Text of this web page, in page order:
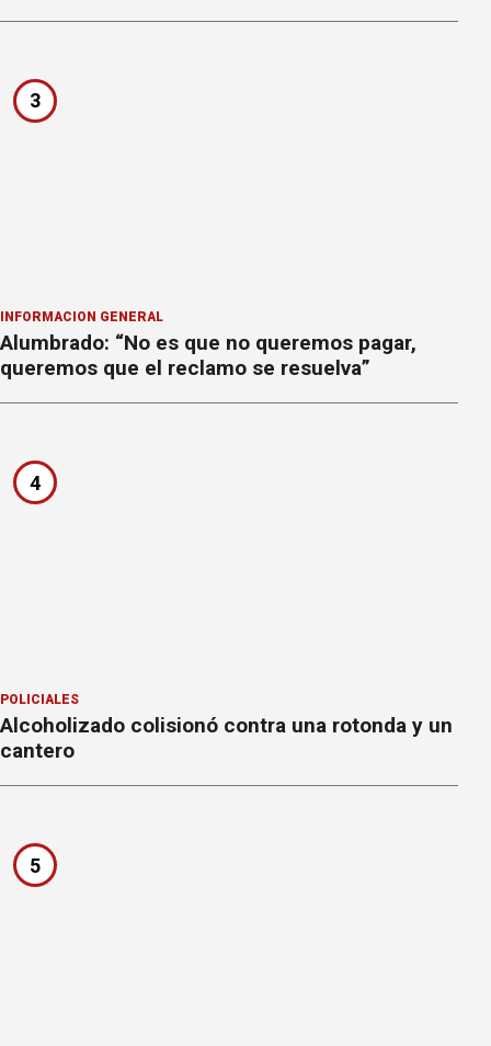
3
INFORMACION GENERAL
Alumbrado: “No es que no queremos pagar,
queremos que el reclamo se resuelva”
4
POLICIALES
Alcoholizado colisionó contra una rotonda y un
cantero
5